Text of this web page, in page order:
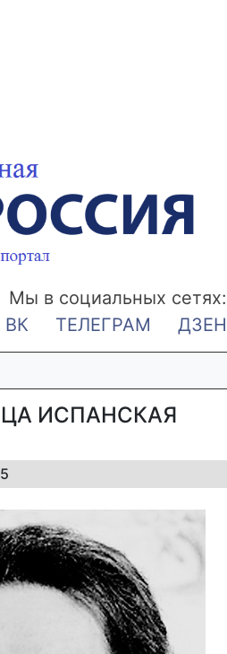
Мы в социальных сетях:
ВК
ТЕЛЕГРАМ ДЗЕН
ИСПАНСКАЯ